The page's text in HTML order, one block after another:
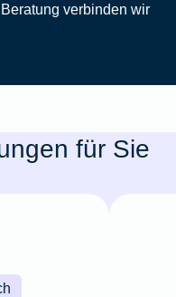
verbinden wir
für Sie